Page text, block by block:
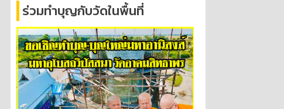
ร่วมทำบุญกับวัดในพื้นที่